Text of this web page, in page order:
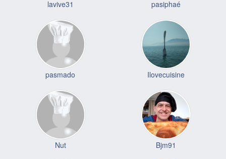
lavive31 pasiphaé
pasmado Ilovecuisine
Nut Bjm91